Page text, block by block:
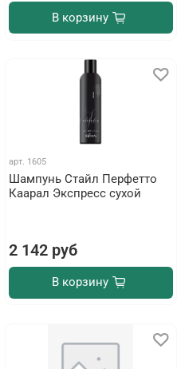
В корзину
арт. 1605
Шампунь Стайл Перфетто
Каарал Экспресс сухой
2 142 руб
В корзину